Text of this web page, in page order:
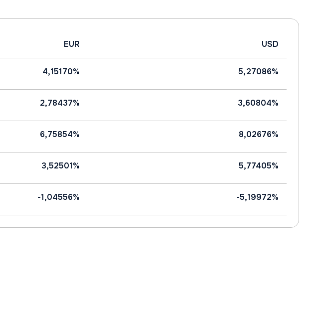
EUR USD
4,15170% 5,27086%
2,78437% 3,60804%
6,75854% 8,02676%
3,52501% 5,77405%
-1,04556% -5,19972%